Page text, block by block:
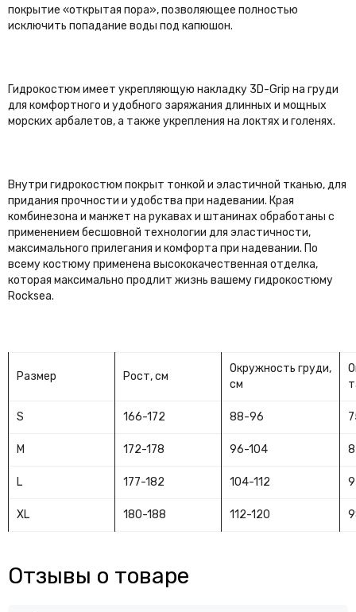
Renata
Сибиар
покрытие «открытая пора», позволяющее полностью
исключить попадание воды под капюшон.
Гидрокостюм имеет укрепляющую накладку 3D-Grip на груди
для комфортного и удобного заряжания длинных и мощных
морских арбалетов, а также укрепления на локтях и голенях.
Внутри гидрокостюм покрыт тонкой и эластичной тканью, для
придания прочности и удобства при надевании. Края
комбинезона и манжет на рукавах и штанинах обработаны с
применением бесшовной технологии для эластичности,
максимального прилегания и комфорта при надевании. По
всему костюму применена высококачественная отделка,
которая максимально продлит жизнь вашему гидрокостюму
Rocksea.
Размер Рост, см
Окружность груди,
см
S 166-172 88-96
M 172-178 96-104
L 177-182 104-112
XL 180-188 112-120
Отзывы о товаре